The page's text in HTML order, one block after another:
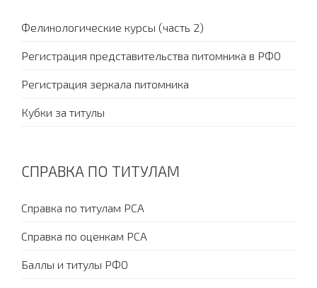
Фелинологические курсы (часть 2)
Регистрация представительства питомника в РФО
Регистрация зеркала питомника
Кубки за титулы
СПРАВКА ПО ТИТУЛАМ
Справка по титулам PCA
Справка по оценкам PCA
Баллы и титулы РФО